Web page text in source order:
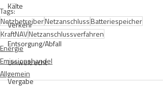
Kälte
Verkehr
Entsorgung/Abfall
Umweltrecht
Vergabe
Tags:
NetzbetreiberNetzanschlussBatteriespeicher
KraftNAVNetzanschlussverfahren
Energie
Emissionshandel
Allgemein